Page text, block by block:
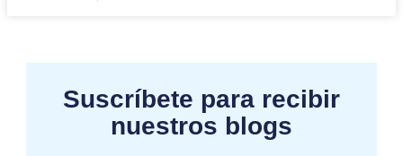
Suscríbete para recibir
nuestros blogs